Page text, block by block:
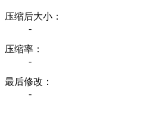
压缩后大小：
-
压缩率：
-
最后修改：
-